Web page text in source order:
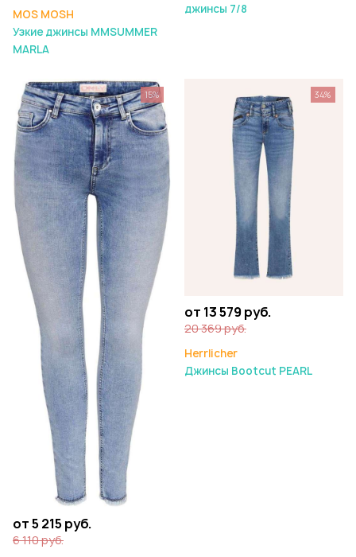
MOS MOSH
Узкие джинсы MMSUMMER
MARLA
джинсы 7/8
от 5 215 руб.
6 110 руб.
15%
от 13 579 руб.
20 369 руб.
Herrlicher
Джинсы Bootcut PEARL
34%